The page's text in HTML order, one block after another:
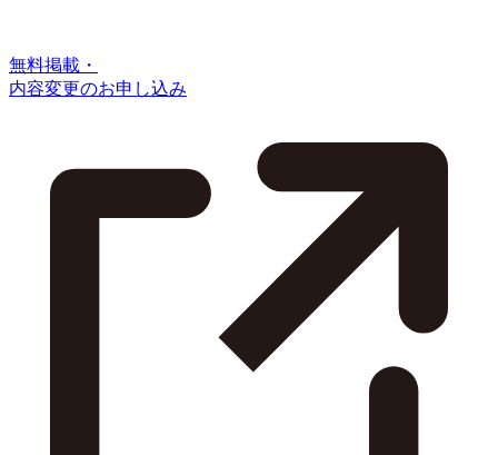
無料掲載・
内容変更のお申し込み